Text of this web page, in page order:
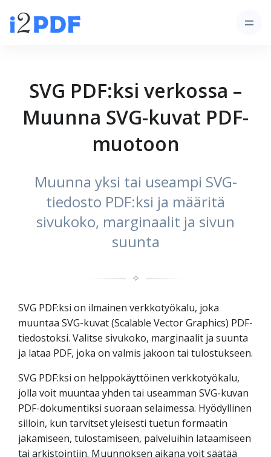
SVG PDF:ksi verkossa –
Muunna SVG-kuvat PDF-
muotoon
Muunna yksi tai useampi SVG-
tiedosto PDF:ksi ja määritä
sivukoko, marginaalit ja sivun
suunta
✧
SVG PDF:ksi on ilmainen verkkotyökalu, joka
muuntaa SVG-kuvat (Scalable Vector Graphics) PDF-
tiedostoksi. Valitse sivukoko, marginaalit ja suunta
ja lataa PDF, joka on valmis jakoon tai tulostukseen.
SVG PDF:ksi on helppokäyttöinen verkkotyökalu,
jolla voit muuntaa yhden tai useamman SVG-kuvan
PDF-dokumentiksi suoraan selaimessa. Hyödyllinen
silloin, kun tarvitset yleisesti tuetun formaatin
jakamiseen, tulostamiseen, palveluihin lataamiseen
tai arkistointiin. Muunnoksen aikana voit säätää